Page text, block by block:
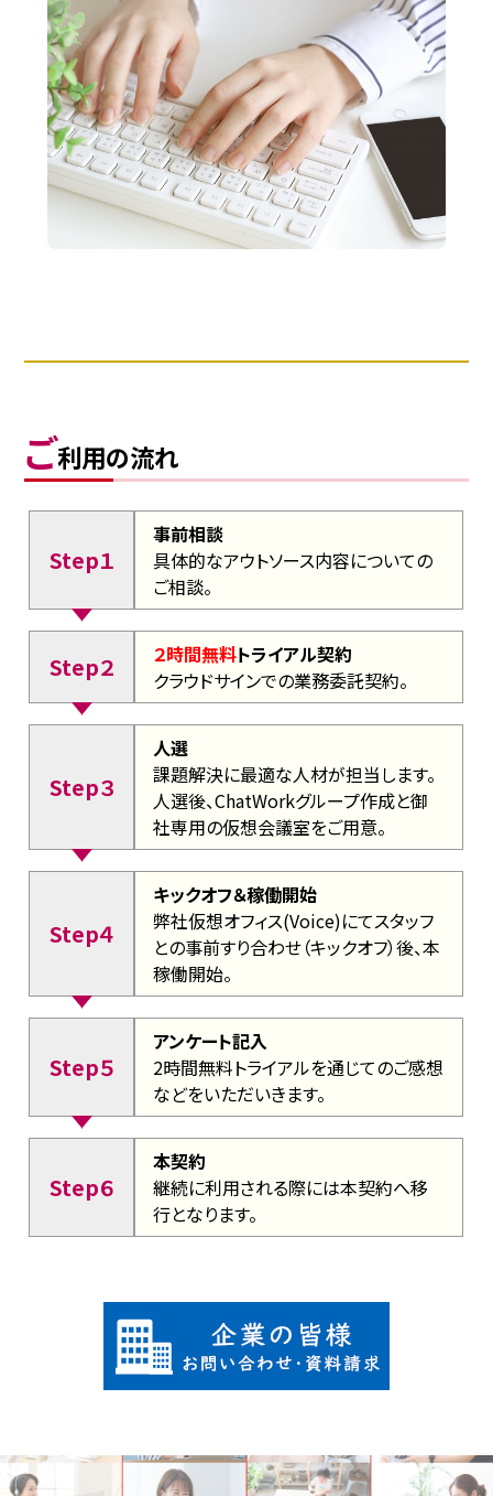
ご利用の流れ
Step１
事前相談
具体的なアウトソース内容についての
ご相談。
Step２ ２時間無料トライアル契約
クラウドサインでの業務委託契約。
Step３
人選
課題解決に最適な人材が担当します。
人選後、ChatWorkグループ作成と御
社専用の仮想会議室をご用意。
Step４
キックオフ＆稼働開始
弊社仮想オフィス(Voice)にてスタッフ
との事前すり合わせ（キックオフ）後、本
稼働開始。
Step５
アンケート記入
2時間無料トライアルを通じてのご感想
などをいただいきます。
Step６
本契約
継続に利用される際には本契約へ移
行となります。